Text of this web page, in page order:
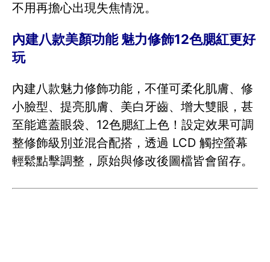
不用再擔心出現失焦情況。
內建八款美顏功能 魅力修飾12色腮紅更好
玩
內建八款魅力修飾功能，不僅可柔化肌膚、修
小臉型、提亮肌膚、美白牙齒、增大雙眼，甚
至能遮蓋眼袋、12色腮紅上色！設定效果可調
整修飾級別並混合配搭，透過 LCD 觸控螢幕
輕鬆點擊調整，原始與修改後圖檔皆會留存。